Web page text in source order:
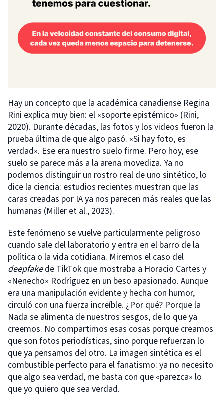
Hay un concepto que la académica canadiense Regina
Rini explica muy bien: el «soporte epistémico» (Rini,
2020). Durante décadas, las fotos y los videos fueron la
prueba última de que algo pasó. «Si hay foto, es
verdad». Ese era nuestro suelo firme. Pero hoy, ese
suelo se parece más a la arena movediza. Ya no
podemos distinguir un rostro real de uno sintético, lo
dice la ciencia: estudios recientes muestran que las
caras creadas por IA ya nos parecen más reales que las
humanas (Miller et al., 2023).
Este fenómeno se vuelve particularmente peligroso
cuando sale del laboratorio y entra en el barro de la
política o la vida cotidiana. Miremos el caso del
deepfakede TikTok que mostraba a Horacio Cartes y
«Nenecho» Rodríguez en un beso apasionado. Aunque
era una manipulación evidente y hecha con humor,
circuló con una fuerza increíble. ¿Por qué? Porque la
Nada se alimenta de nuestros sesgos, de lo que ya
creemos. No compartimos esas cosas porque creamos
que son fotos periodísticas, sino porque refuerzan lo
que ya pensamos del otro. La imagen sintética es el
combustible perfecto para el fanatismo: ya no necesito
que algo sea verdad, me basta con que «parezca» lo
que yo quiero que sea verdad.